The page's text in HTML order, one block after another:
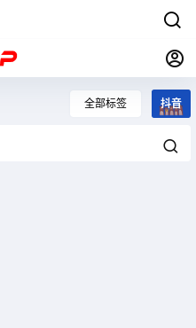
全部标签 抖音